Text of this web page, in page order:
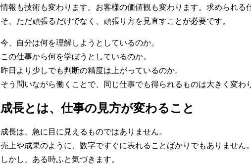
情報も技術も変わります。お客様の価値観も変わります。求められる
そ、ただ頑張るだけでなく、頑張り方を見直すことが必要です。
今、自分は何を理解しようとしているのか。
この仕事から何を学ぼうとしているのか。
昨日より少しでも判断の精度は上がっているのか。
そう問いながら働くことで、同じ仕事でも得られるものは大きく変わ
成長とは、仕事の見方が変わること
成長は、急に目に見えるものではありません。
売上や成果のように、数字ですぐに表れることばかりでもありません。
しかし、ある時ふと気づきます。